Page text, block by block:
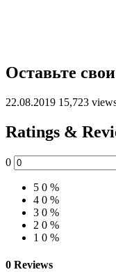
Оставьте
22.08.2019 15,723
Ratings &
0
5 0 %
4 0 %
3 0 %
2 0 %
1 0 %
0 Reviews